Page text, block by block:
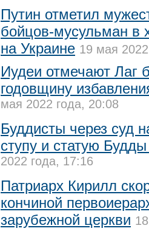
Путин отметил
бойцов-мусульман в
на Украине 19 мая
Иудеи отмечают Лаг
годовщину
мая 2022 года, 20:08
Буддисты через суд
ступу и статую
2022 года, 17:16
Патриарх Кирилл
кончиной
зарубежной церкви